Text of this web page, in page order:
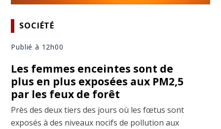
SOCIÉTÉ
Publié à 12h00
Les femmes enceintes sont de
plus en plus exposées aux PM2,5
par les feux de forêt
Près des deux tiers des jours où les fœtus sont
exposés à des niveaux nocifs de pollution aux